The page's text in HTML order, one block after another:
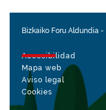
Bizkaiko Foru Aldundia -
Accesibilidad
Mapa web
Aviso legal
Cookies